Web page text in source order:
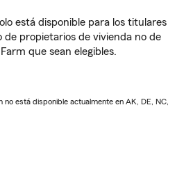
está disponible para los titulares
de propietarios de vivienda no de
que sean elegibles.
está disponible actualmente en AK, DE, NC,